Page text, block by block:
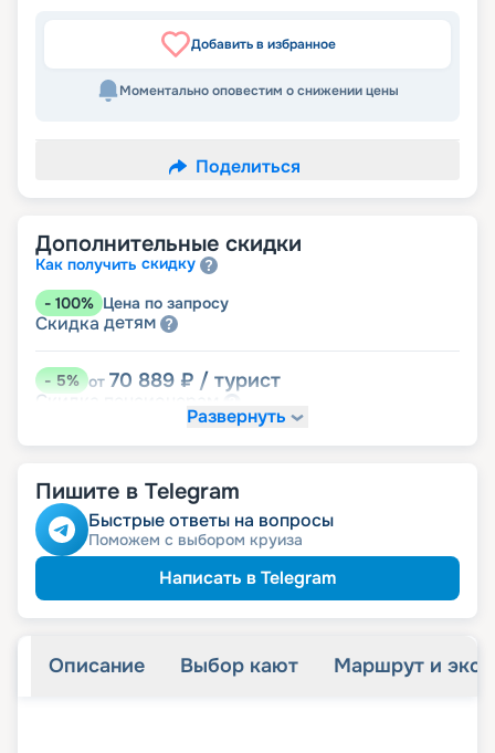
Добавить в избранное
Моментально оповестим о снижении цены
Поделиться
Дополнительные скидки
Как получить скидку
- 100% Цена по запросу
Скидка детям
-5% от 70 889 ₽ / турист
Скидка
Развернуть
Пишите в Telegram
Быстрые ответы на вопросы
Поможем с выбором круиза
Написать в Telegram
Описание Выбор кают Маршрут и